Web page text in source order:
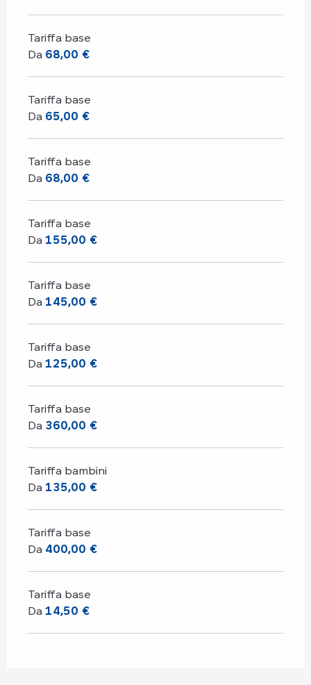
Tariffa base
Da 68,00 €
Tariffa base
Da 65,00 €
Tariffa base
Da 68,00 €
Tariffa base
Da 155,00 €
Tariffa base
Da 145,00 €
Tariffa base
Da 125,00 €
Tariffa base
Da 360,00 €
Tariffa bambini
Da 135,00 €
Tariffa base
Da 400,00 €
Tariffa base
Da 14,50 €